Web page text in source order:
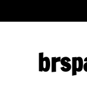
content